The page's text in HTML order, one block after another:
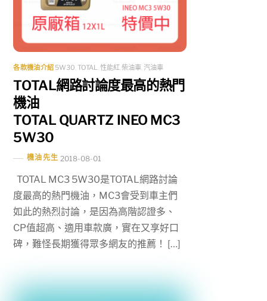
各款機油介紹 5W30, TOTAL,性能紅,柴油車, 汽油車
TOTAL網路討論度最高的熱門
機油
TOTAL QUARTZ INEO MC3
5W30
機油先生 2018-08-01
TOTAL MC3 5W30是TOTAL網路討論
度最高的熱門機油，MC3會受到車主們
如此的熱烈討論，是因為高階認證多、
CP值超高、適用車款廣，實在又享好口
碑，難怪長期獲得眾多網友的推薦！ […]